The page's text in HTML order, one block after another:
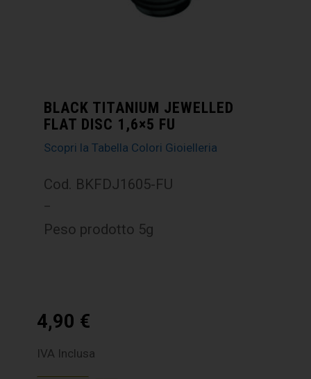
BLACK TITANIUM JEWELLED
FLAT DISC 1,6×5 FU
Scopri la Tabella Colori Gioielleria
Cod. BKFDJ1605-FU
–
Peso prodotto 5g
4,90 €
IVA Inclusa